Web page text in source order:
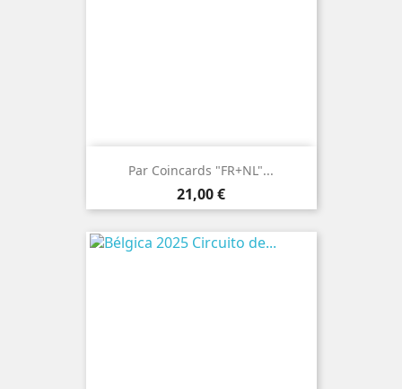
Par Coincards "FR+NL"...
Preço
21,00 €